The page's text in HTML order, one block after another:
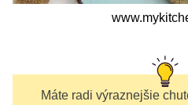
Máte radi výraznejšie